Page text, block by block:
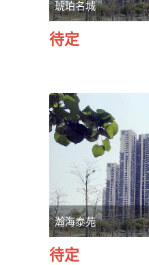
琥珀名城
待定
瀚海泰苑
待定